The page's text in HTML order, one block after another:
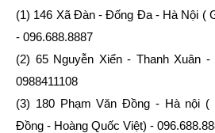
(1) 146 Xã Đàn - Đống Đa - Hà Nội (
- 096.688.8887
(2) 65 Nguyễn Xiển - Thanh Xuân
0988411108
(3) 180 Phạm Văn Đồng - Hà nội (
Đồng - Hoàng Quốc Việt) -